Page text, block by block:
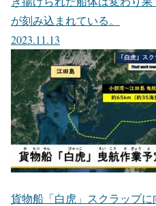
が刻み込まれている。
2023.11.13
貨物船「白虎」スクラップ